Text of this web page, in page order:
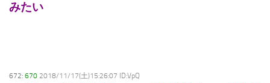
みたい
672: 670 2018/11/17(土)15:26:07 ID:VpQ